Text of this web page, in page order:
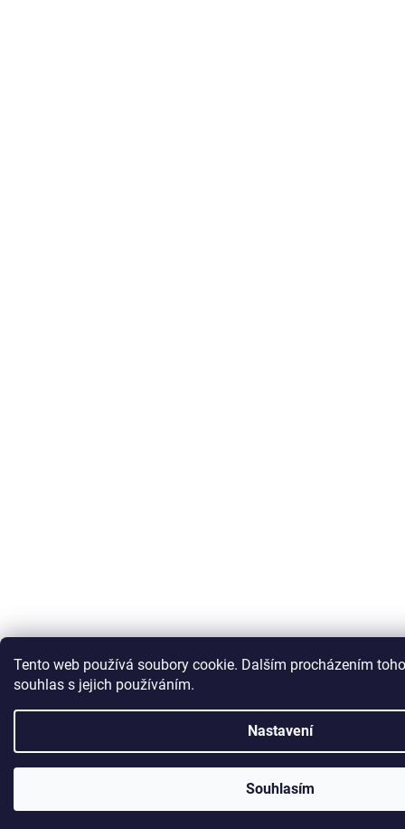
Tento web používá soubory cookie. Dalším procházením
souhlas s jejich používáním.
Nastavení
Souhlasím